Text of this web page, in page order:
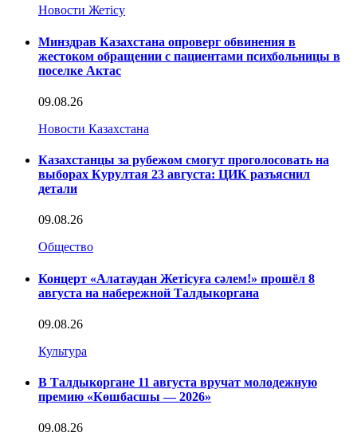
Новости Жетісу
Минздрав Казахстана опроверг обвинения в
жестоком обращении с пациентами психбольницы в
поселке Актас
09.08.26
Новости Казахстана
Казахстанцы за рубежом смогут проголосовать на
выборах Курултая 23 августа: ЦИК разъяснил
детали
09.08.26
Общество
Концерт «Алатаудан Жетісуға сәлем!» прошёл 8
августа на набережной Талдыкоргана
09.08.26
Культура
В Талдыкоргане 11 августа вручат молодежную
премию «Көшбасшы — 2026»
09.08.26